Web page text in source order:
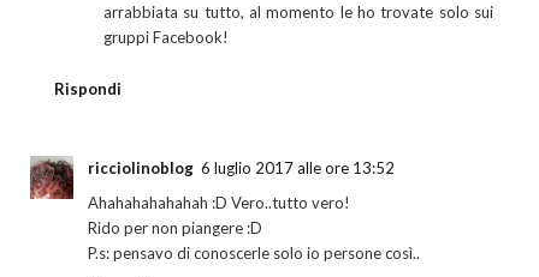
arrabbiata su tutto, al momento le ho trovate solo sui
gruppi Facebook!
Rispondi
ricciolinoblog 6 luglio 2017 alle ore 13:52
Ahahahahahahah :D Vero..tutto vero!
Rido per non piangere :D
P.s: pensavo di conoscerle solo io persone così..